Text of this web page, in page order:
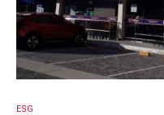
ESG